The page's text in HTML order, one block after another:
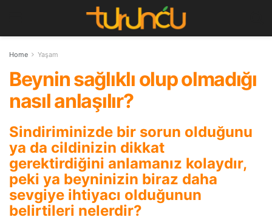
Home Yaşam
Beynin sağlıklı olup olmadığı
nasıl anlaşılır?
Sindiriminizde bir sorun olduğunu
ya da cildinizin dikkat
gerektirdiğini anlamanız kolaydır,
peki ya beyninizin biraz daha
sevgiye ihtiyacı olduğunun
belirtileri nelerdir?